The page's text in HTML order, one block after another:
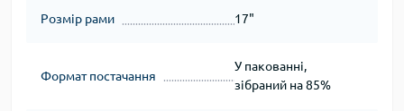
Розмір рами 17"
Формат постачання
У пакованні,
зібраний на 85%